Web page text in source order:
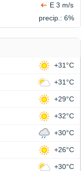
E 3 m/s
precip.: 6%
+31°C
+31°C
+29°C
+32°C
+30°C
+26°C
+30°C